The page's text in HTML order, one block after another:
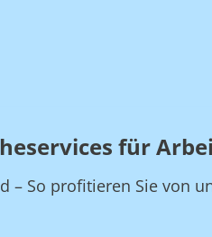
für
– So profitieren Sie von